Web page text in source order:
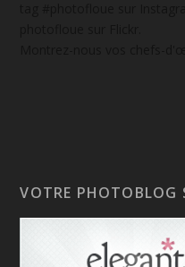
VOTRE PHOTOBLOG